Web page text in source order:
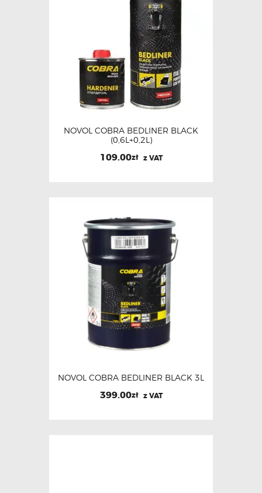
NOVOL COBRA BEDLINER BLACK
(0,6L+0,2L)
109.00zł z VAT
NOVOL COBRA BEDLINER BLACK 3L
399.00zł z VAT